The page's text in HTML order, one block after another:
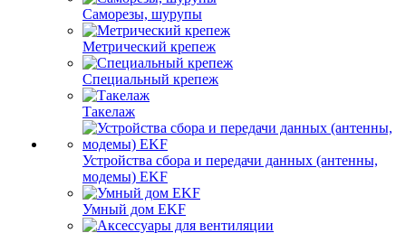
Саморезы, шурупы
Метрический крепеж
Специальный крепеж
Такелаж
Устройства сбора и передачи данных (антенны,
модемы) EKF
Умный дом EKF